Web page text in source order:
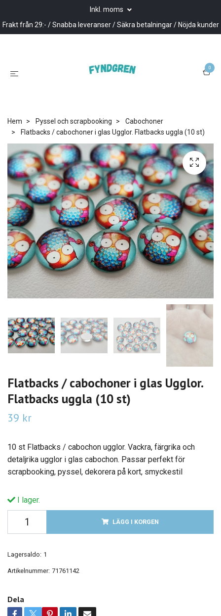
Inkl. moms
Frakt från 29:- / Snabba leveranser / Säkra betalningar / Nöjda kunder
0
Hem Pyssel och scrapbooking
Cabochoner
Flatbacks / cabochoner i glas Ugglor. Flatbacks uggla (10 st)
Flatbacks / cabochoner i glas Ugglor.
Flatbacks uggla (10 st)
39 kr
10 st Flatbacks / cabochon ugglor. Vackra, färgrika och
detaljrika ugglor i glas cabochon. Passar perfekt för
scrapbooking, pyssel, dekorera på kort, smyckestil
I lager.
LÄGG I KORGEN
Lagersaldo: 1
Artikelnummer: 71761142
Dela